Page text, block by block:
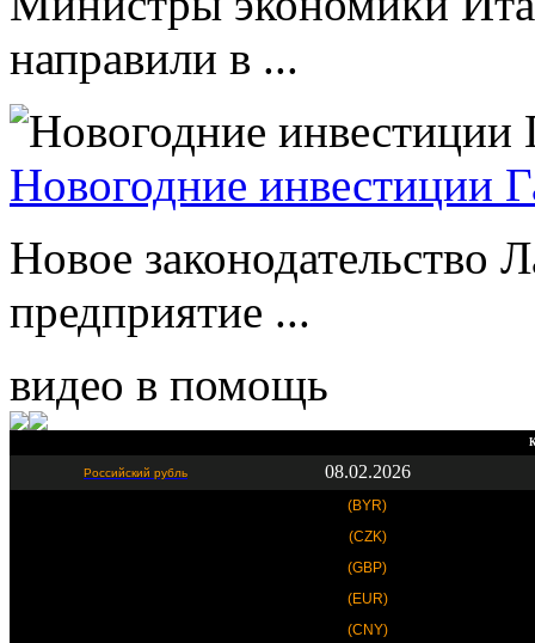
направили в ...
Новогодние инвестиции
Новое законодательство
предприятие ...
видео в помощь
Российский рубль 08.02.2026
(BYR)
(CZK)
(GBP)
(EUR)
(CNY)